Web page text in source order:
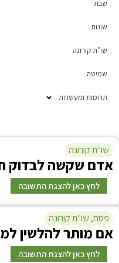
שבת
שונות
שו"ת קורונה
שמיטה
תרומות ומעשרות
שו"ת קורונה
אדם שקשה לבדוק
לחץ כאן להצגת התשובה
תשובה
כיון שבאפשרותך
פסח, שו"ת קורונה
אם מותר להלשין
לחץ כאן להצגת התשובה